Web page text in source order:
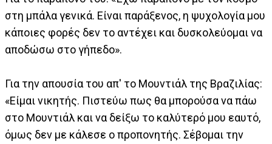
στη μπάλα γενικά. Είναι παράξενος, η ψυχολογία μου
κάποιες φορές δεν το αντέχει και δυσκολεύομαι να
αποδώσω στο γήπεδο».
Για την απουσία του απ' το Μουντιάλ της Βραζιλίας:
«Είμαι νικητής. Πιστεύω πως θα μπορούσα να πάω
στο Μουντιάλ και να δείξω το καλύτερό μου εαυτό,
όμως δεν με κάλεσε ο προπονητής. Σέβομαι την